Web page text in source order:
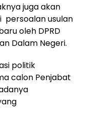
juga akan
persoalan usulan
oleh DPRD
Dalam Negeri.
politik
calon Penjabat